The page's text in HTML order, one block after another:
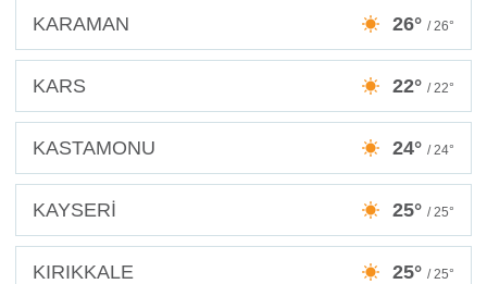
KARAMAN 26° / 26°
KARS 22° / 22°
KASTAMONU 24° / 24°
KAYSERİ 25° / 25°
KIRIKKALE 25° / 25°